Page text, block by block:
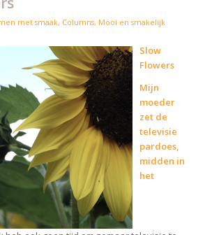
met smaak, Columns, Mooi en smakelijk
Slow
Flowers
Mijn
moeder
zet de
televisie
pardoes,
midden in
het